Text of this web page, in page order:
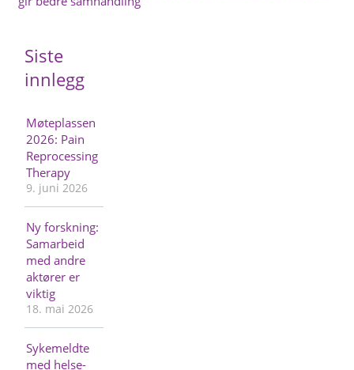
Siste
innlegg
Møteplassen
2026: Pain
Reprocessing
Therapy
9. juni 2026
Ny forskning:
Samarbeid
med andre
aktører er
viktig
18. mai 2026
Sykemeldte
med helse-